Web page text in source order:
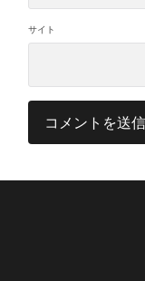
サイト